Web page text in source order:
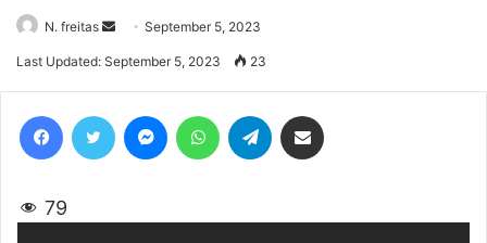
N. freitas
SendSeptember 5, 2023
Last Updated: September 5, 2023 23
79